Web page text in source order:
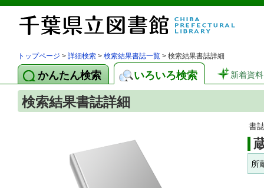
トップページ > 詳細検索 > 検索結果書誌一覧 > 検索結果書誌詳細
かんたん検索 いろいろ検索 新着資料
検索結果書誌詳細
書
所